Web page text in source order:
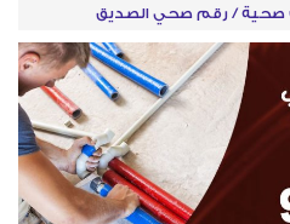
صحية / رقم صحي الصديق